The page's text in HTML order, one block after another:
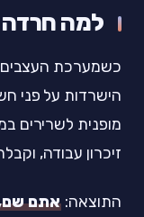
למה חרדה
כשמערכת העצבים
הישרדות על פני
מופנית לשרירים
זיכרון עבודה,
התוצאה: אתם